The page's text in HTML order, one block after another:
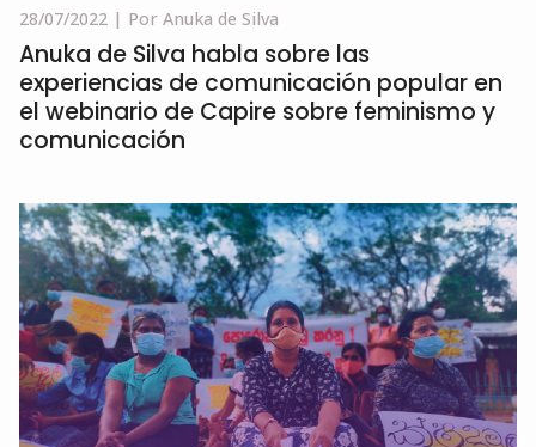
28/07/2022 | Por Anuka de Silva
Anuka de Silva habla sobre las
experiencias de comunicación popular en
el webinario de Capire sobre feminismo y
comunicación